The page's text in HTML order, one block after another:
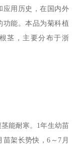
应用历史，在国内外
功能。本品为菊科植
根茎，主要分布于浙
能耐寒。1年生幼苗
架长势快，6～7月